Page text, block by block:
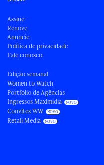
Assine
Renove
Anuncie
Política de privacidade
Fale conosco
Edição semanal
Women to Watch
Portfólio de Agências
Ingressos Maximídia
Convites WW
Retail Media